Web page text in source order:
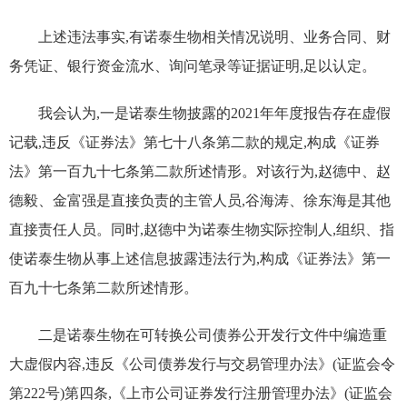
上述违法事实,有诺泰生物相关情况说明、业务合同、财
务凭证、银行资金流水、询问笔录等证据证明,足以认定。
我会认为,一是诺泰生物披露的2021年年度报告存在虚假
记载,违反《证券法》第七十八条第二款的规定,构成《证券
法》第一百九十七条第二款所述情形。对该行为,赵德中、赵
德毅、金富强是直接负责的主管人员,谷海涛、徐东海是其他
直接责任人员。同时,赵德中为诺泰生物实际控制人,组织、指
使诺泰生物从事上述信息披露违法行为,构成《证券法》第一
百九十七条第二款所述情形。
二是诺泰生物在可转换公司债券公开发行文件中编造重
大虚假内容,违反《公司债券发行与交易管理办法》(证监会令
第222号)第四条, 《上市公司证券发行注册管理办法》(证监会